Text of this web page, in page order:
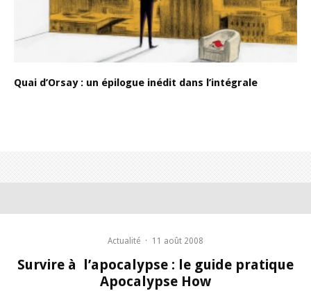
Quai d’Orsay : un épilogue inédit dans l’intégrale
Actualité · 11 août 2008
Survire à l’apocalypse : le guide pratique
Apocalypse How